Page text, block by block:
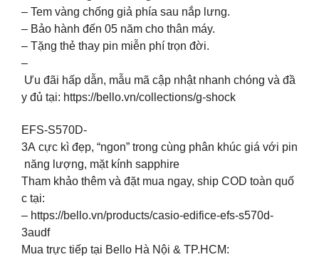
– Tem vàng chống giả phía sau nắp lưng.
– Bảo hành đến 05 năm cho thân máy.
– Tặng thẻ thay pin miễn phí trọn đời.
–
Ưu đãi hấp dẫn, mẫu mã cập nhật nhanh chóng và đầ
y đủ tại: https://bello.vn/collections/g-shock
EFS-S570D-
3A cực kì đẹp, “ngon” trong cùng phân khúc giá với pin
năng lượng, mặt kính sapphire
Tham khảo thêm và đặt mua ngay, ship COD toàn quố
c tại:
– https://bello.vn/products/casio-edifice-efs-s570d-
3audf
Mua trực tiếp tại Bello Hà Nội & TP.HCM: